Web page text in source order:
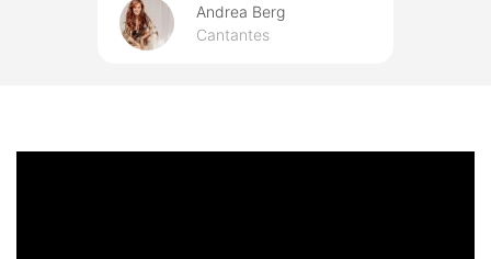
Andrea Berg
Cantantes